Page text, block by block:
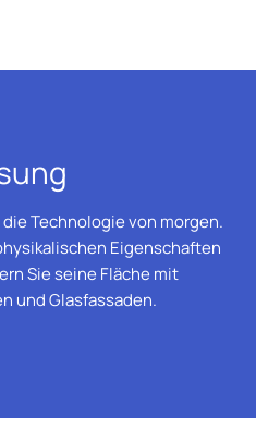
Technologie von morgen.
Eigenschaften
Sie seine Fläche mit
und Glasfassaden.